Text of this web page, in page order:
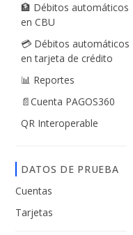
🏦 Débitos automáticos
en CBU
💳 Débitos automáticos
en tarjeta de crédito
📊 Reportes
📄Cuenta PAGOS360
QR Interoperable
DATOS DE PRUEBA
Cuentas
Tarjetas